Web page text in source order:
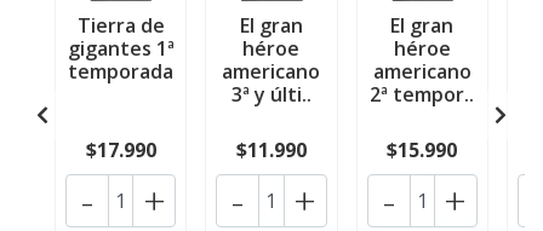
Tierra de
gigantes 1ª
temporada
$17.990
+
-
El gran
héroe
americano
3ª y últi..
$11.990
+
-
El gran
héroe
americano
2ª tempor..
$15.990
+
-